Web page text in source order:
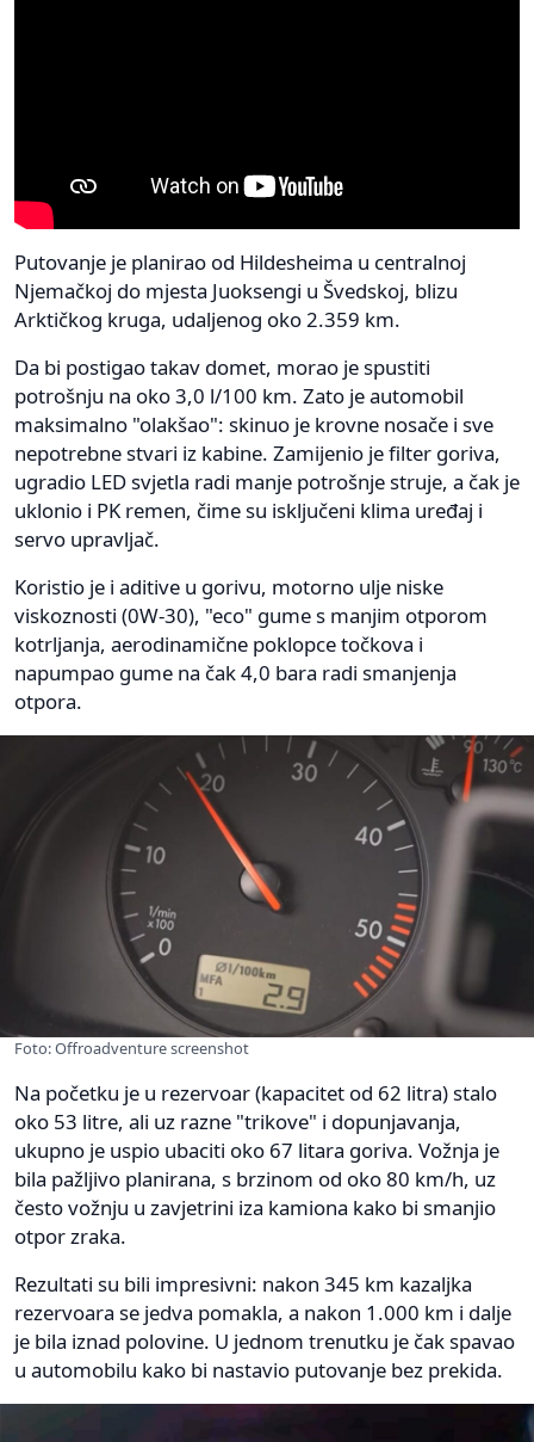
Putovanje je planirao od Hildesheima u centralnoj
Njemačkoj do mjesta Juoksengi u Švedskoj, blizu
Arktičkog kruga, udaljenog oko 2.359 km.
Da bi postigao takav domet, morao je spustiti
potrošnju na oko 3,0 l/100 km. Zato je automobil
maksimalno "olakšao": skinuo je krovne nosače i sve
nepotrebne stvari iz kabine. Zamijenio je filter goriva,
ugradio LED svjetla radi manje potrošnje struje, a čak je
uklonio i PK remen, čime su isključeni klima uređaj i
servo upravljač.
Koristio je i aditive u gorivu, motorno ulje niske
viskoznosti (0W-30), "eco" gume s manjim otporom
kotrljanja, aerodinamične poklopce točkova i
napumpao gume na čak 4,0 bara radi smanjenja
otpora.
Foto: Offroadventure screenshot
Na početku je u rezervoar (kapacitet od 62 litra) stalo
oko 53 litre, ali uz razne "trikove" i dopunjavanja,
ukupno je uspio ubaciti oko 67 litara goriva. Vožnja je
bila pažljivo planirana, s brzinom od oko 80 km/h, uz
često vožnju u zavjetrini iza kamiona kako bi smanjio
otpor zraka.
Rezultati su bili impresivni: nakon 345 km kazaljka
rezervoara se jedva pomakla, a nakon 1.000 km i dalje
je bila iznad polovine. U jednom trenutku je čak spavao
u automobilu kako bi nastavio putovanje bez prekida.